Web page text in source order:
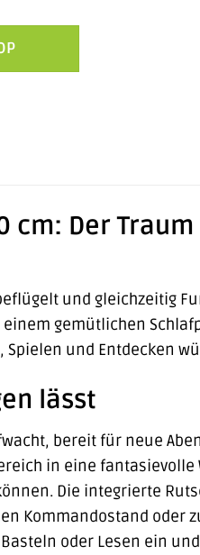
cm: Der
und gleichzeitig
gemütlichen
und Entdecken
lässt
bereit für neue
in eine fantasievolle
Die integrierte
Kommandostand oder
oder Lesen ein